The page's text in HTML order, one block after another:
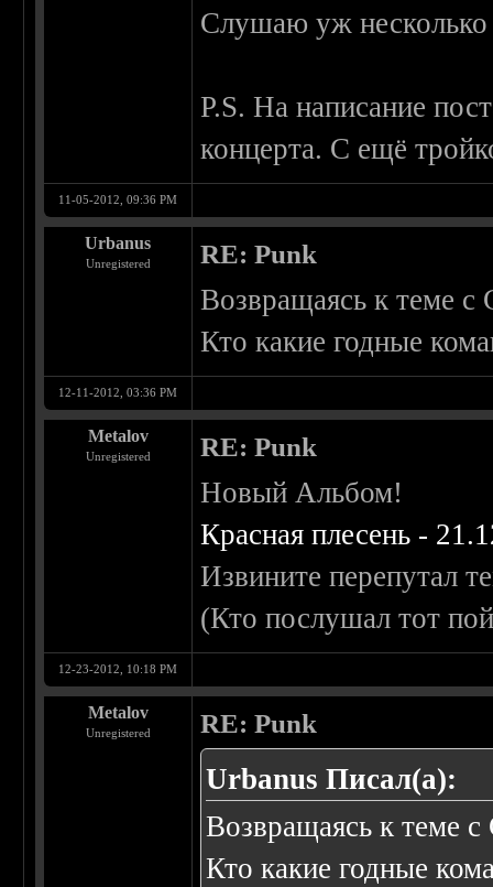
Слушаю уж несколько
P.S. На написание
концерта. С ещё
11-05-2012, 09:36 PM
Urbanus
Unregistered RE: Punk
Возвращаясь к теме
Кто какие годные
12-11-2012, 03:36 PM
Metalov
Unregistered RE: Punk
Новый Альбом!
Красная плесень -
Извините перепутал
(Кто послушал тот
12-23-2012, 10:18 PM
Metalov
Unregistered RE: Punk
Urbanus Писал(а):
Возвращаясь к теме
Кто какие годные